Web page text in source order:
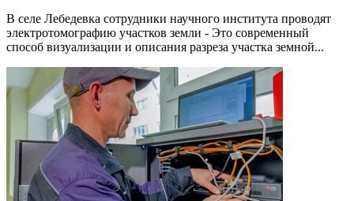
В селе Лебедевка сотрудники научного института проводят
электротомографию участков земли - Это современный
способ визуализации и описания разреза участка земной...